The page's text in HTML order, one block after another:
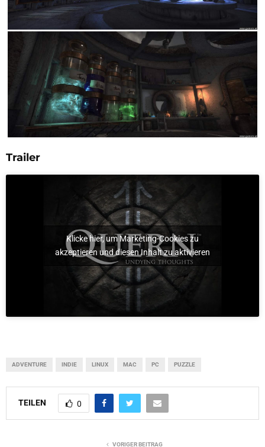
Trailer
Klicke hier, um Marketing-Cookies zu
akzeptieren und diesen Inhalt zu aktivieren
ADVENTURE INDIE LINUX MAC PC PUZZLE
TEILEN 0
VORIGER BEITRAG